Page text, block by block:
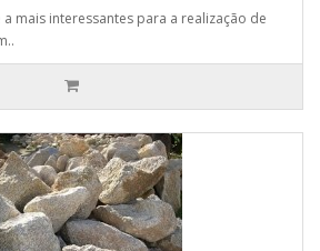
mais interessantes para a realização de